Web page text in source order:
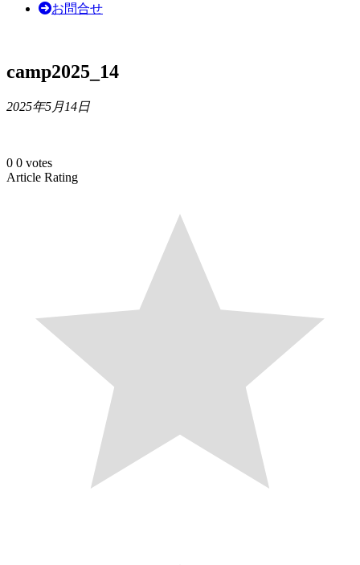
お問合せ
camp2025_14
2025年5月14日
0 0 votes
Article Rating